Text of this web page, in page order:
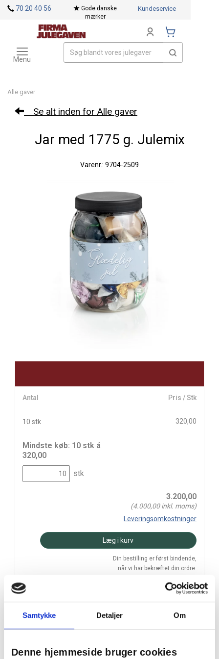
Samtykke Detaljer Om
Denne hjemmeside bruger cookies
Alle gaver
Se alt inden for Alle gaver
Jar med 1775 g. Julemix
Varenr.: 9704-2509
Antal Pris / Stk
10 stk 320,00
Mindste køb: 10 stk á
320,00
stk
3.200,00
(4.000,00inkl. moms)
Leveringsomkostninger
Læg i kurv
Din bestilling er først bindende,
når vi har bekræftet din ordre.
Levering: 2-5 hverdage
70 20 40 56
Gode danske
mærker
Kundeservice
Toggle
navigation
Menu
Mærker